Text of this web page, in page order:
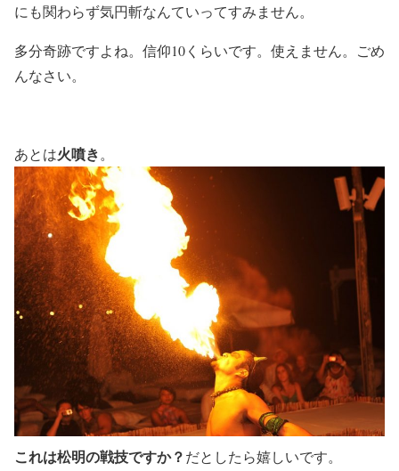
にも関わらず気円斬なんていってすみません。
多分奇跡ですよね。信仰10くらいです。使えません。ごめ
んなさい。
あとは火噴き。
これは松明の戦技ですか？だとしたら嬉しいです。